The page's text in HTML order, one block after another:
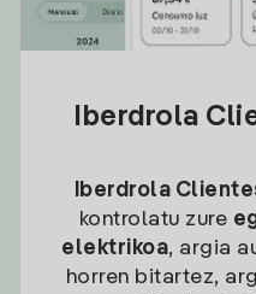
Iberdrola
Iberdrola
kontrolatu zure
elektrikoa, argia
horren bitartez,